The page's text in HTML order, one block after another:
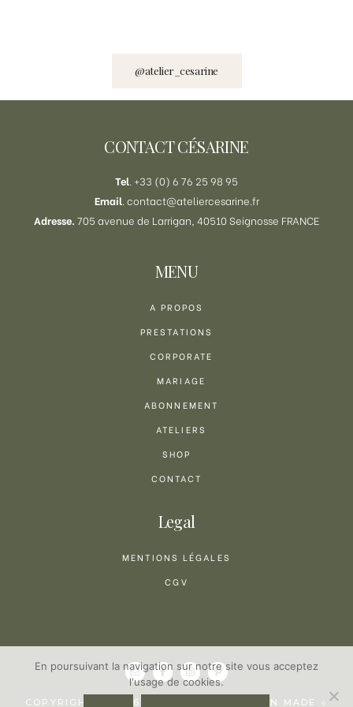
@atelier_cesarine
CONTACT CÉSARINE
Tel . +33 (0) 6 76 25 98 95
Email. contact@ateliercesarine.fr
Adresse. 705 avenue de Larrigan, 40510 Seignosse FRANCE
MENU
A PROPOS
PRESTATIONS
CORPORATE
MARIAGE
ABONNEMENT
ATELIERS
SHOP
CONTACT
Legal
MENTIONS LÉGALES
CGV
COPYRIGHT © 2026 · CÉSARINE · HEARTEN MADE ⟡
En poursuivant la navigation sur notre site vous acceptez
l'usage de cookies.